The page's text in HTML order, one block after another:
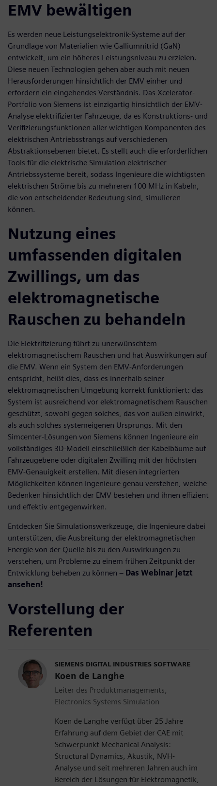
EMV bewältigen
Es werden neue Leistungselektronik-Systeme auf der
Grundlage von Materialien wie Galliumnitrid (GaN)
entwickelt, um ein höheres Leistungsniveau zu erzielen.
Diese neuen Technologien gehen aber auch mit neuen
Herausforderungen hinsichtlich der EMV einher und
erfordern ein eingehendes Verständnis. Das Xcelerator-
Portfolio von Siemens ist einzigartig hinsichtlich der EMV-
Analyse elektrifizierter Fahrzeuge, da es Konstruktions- und
Verifizierungsfunktionen aller wichtigen Komponenten des
elektrischen Antriebsstrangs auf verschiedenen
Abstraktionsebenen bietet. Es stellt auch die erforderlichen
Tools für die elektrische Simulation elektrischer
Antriebssysteme bereit, sodass Ingenieure die wichtigsten
elektrischen Ströme bis zu mehreren 100 MHz in Kabeln,
die von entscheidender Bedeutung sind, simulieren
können.
Nutzung eines
umfassenden digitalen
Zwillings, um das
elektromagnetische
Rauschen zu behandeln
Die Elektrifizierung führt zu unerwünschtem
elektromagnetischem Rauschen und hat Auswirkungen auf
die EMV. Wenn ein System den EMV-Anforderungen
entspricht, heißt dies, dass es innerhalb seiner
elektromagnetischen Umgebung korrekt funktioniert: das
System ist ausreichend vor elektromagnetischem Rauschen
geschützt, sowohl gegen solches, das von außen einwirkt,
als auch solches systemeigenen Ursprungs. Mit den
Simcenter-Lösungen von Siemens können Ingenieure ein
vollständiges 3D-Modell einschließlich der Kabelbäume auf
Fahrzeugebene oder digitalen Zwilling mit der höchsten
EMV-Genauigkeit erstellen. Mit diesen integrierten
Möglichkeiten können Ingenieure genau verstehen, welche
Bedenken hinsichtlich der EMV bestehen und ihnen effizient
und effektiv entgegenwirken.
Entdecken Sie Simulationswerkzeuge, die Ingenieure dabei
unterstützen, die Ausbreitung der elektromagnetischen
Energie von der Quelle bis zu den Auswirkungen zu
verstehen, um Probleme zu einem frühen Zeitpunkt der
Entwicklung beheben zu können – Das Webinar jetzt
ansehen!
Vorstellung der
Referenten
SIEMENS DIGITAL INDUSTRIES SOFTWARE
Koen de Langhe
Leiter des Produktmanagements,
Electronics Systems Simulation
Koen de Langhe verfügt über 25 Jahre
Erfahrung auf dem Gebiet der CAE mit
Schwerpunkt Mechanical Analysis:
Structural Dynamics, Akustik, NVH-
Analyse und seit mehreren Jahren auch im
Bereich der Lösungen für Elektromagnetik,